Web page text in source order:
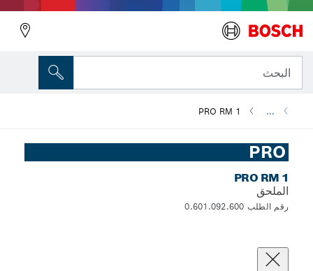
البحث
...
PRO RM 1
PRO
PRO RM 1
الملحق
رقم الطلب 0.601.092.600